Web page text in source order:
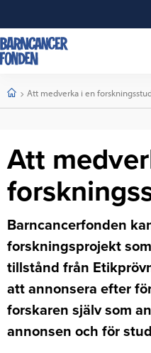
StartCurrent:
Att medverka i en
Att
Barncancerfonden
forskningsprojekt
tillstånd från
att annonsera efter
forskaren själv som
annonsen och för